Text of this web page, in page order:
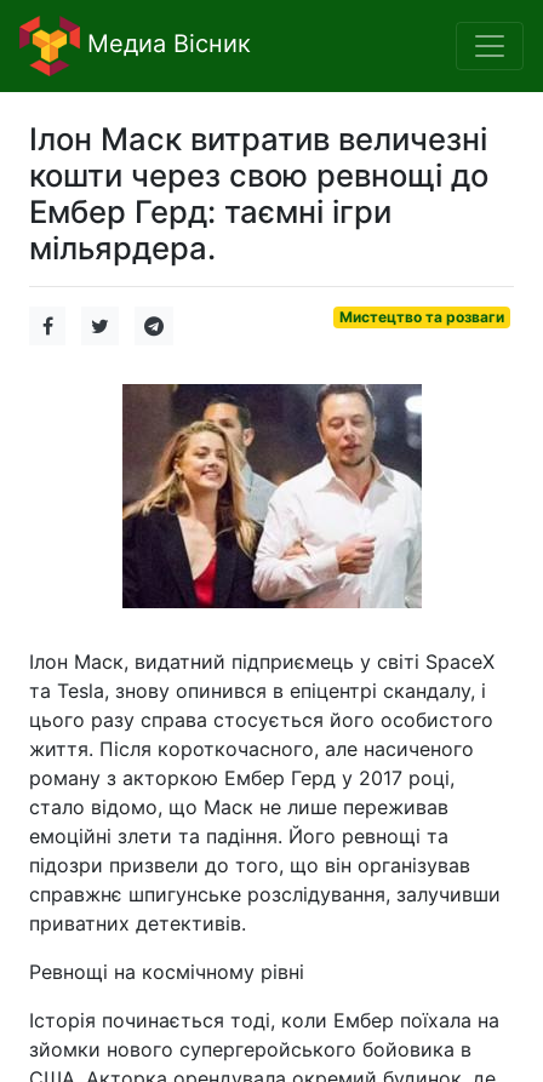
Медиа Вісник
Ілон Маск витратив величезні
кошти через свою ревнощі до
Ембер Герд: таємні ігри
мільярдера.
Мистецтво та розваги
Ілон Маск, видатний підприємець у світі SpaceX
та Tesla, знову опинився в епіцентрі скандалу, і
цього разу справа стосується його особистого
життя. Після короткочасного, але насиченого
роману з акторкою Ембер Герд у 2017 році,
стало відомо, що Маск не лише переживав
емоційні злети та падіння. Його ревнощі та
підозри призвели до того, що він організував
справжнє шпигунське розслідування, залучивши
приватних детективів.
Ревнощі на космічному рівні
Історія починається тоді, коли Ембер поїхала на
зйомки нового супергеройського бойовика в